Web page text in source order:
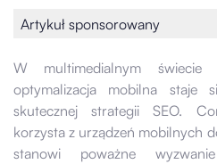
Artykuł sponsorowany
W multimedialnym świecie
optymalizacja mobilna staje
skutecznej strategii SEO.
korzysta z urządzeń mobilnych
stanowi poważne